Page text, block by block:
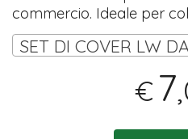
commercio. Ideale per
SET DI COVER LW
€ 7